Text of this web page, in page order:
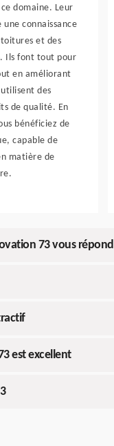
domaine. Leur
connaissance
et des
Ils font tout pour
en améliorant
des
de qualité. En
bénéficiez de
capable de
matière de
73 vous répond
est excellent